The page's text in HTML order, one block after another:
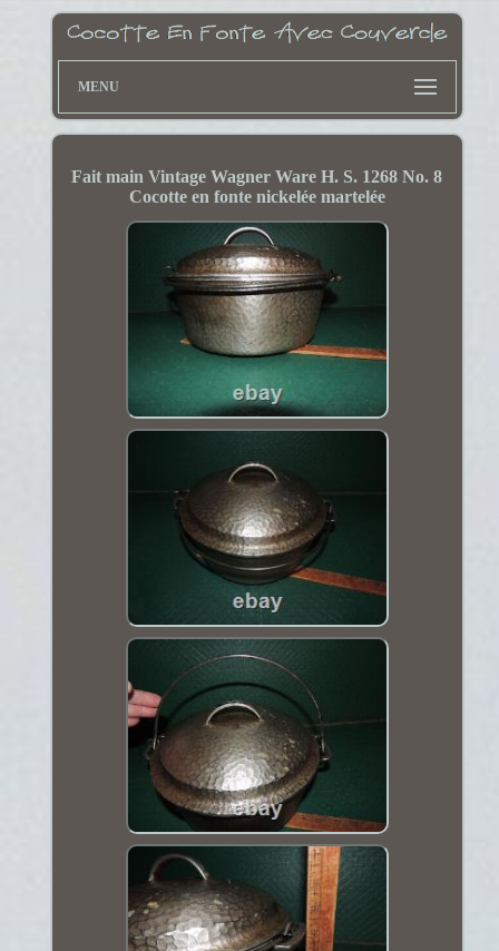
MENU
Fait main Vintage Wagner Ware H. S. 1268 No. 8
Cocotte en fonte nickelée martelée